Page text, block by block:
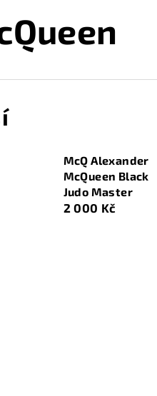
McQ Alexander
McQueen Black
Judo Master
2 000 Kč